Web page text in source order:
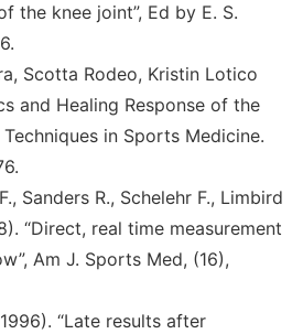
the knee joint”, Ed by E. S.
Scotta Rodeo, Kristin Lotico
and Healing Response of the
in Sports Medicine.
Sanders R., Schelehr F., Limbird
“Direct, real time measurement
”, Am J. Sports Med, (16),
“Late results after